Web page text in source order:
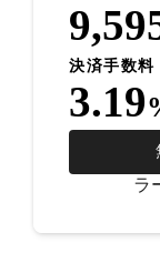
決済手数料
3.19
ラ